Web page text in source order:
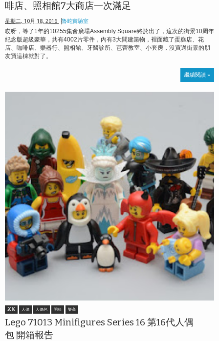
啡店、照相館7大商店一次滿足
星期二, 10月 18, 2016 魯蛇實驗室
哎呀，等了1年的10255集會廣場Assembly Square終於出了，這次的街景10周年
紀念版超級豪華，共有4002片零件，內有3大間建築物，裡面藏了蛋糕店、花
店、咖啡店、樂器行、照相館、牙醫診所、芭蕾教室、小套房，沒買過街景的朋
友買這棟就對了。
繼續閱讀 »
2016 人偶 人偶包 開箱 樂高
Lego 71013 Minifigures Series 16 第16代人偶
包 開箱報告